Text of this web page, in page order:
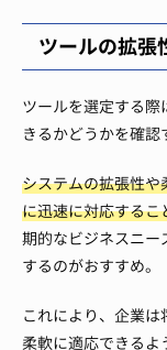
ツールの拡張
ツールを選定する
きるかどうかを確認
システムの拡張性や
に迅速に対応するこ
期的なビジネスニー
するのがおすすめ。
これにより、企業
柔軟に適応できるよ